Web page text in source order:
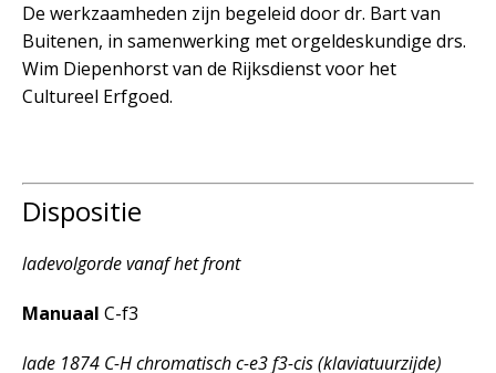
De werkzaamheden zijn begeleid door dr. Bart van
Buitenen, in samenwerking met orgeldeskundige drs.
Wim Diepenhorst van de Rijksdienst voor het
Cultureel Erfgoed.
Dispositie
ladevolgorde vanaf het front
Manuaal C-f3
lade 1874 C-H chromatisch c-e3f3-cis (klaviatuurzijde)